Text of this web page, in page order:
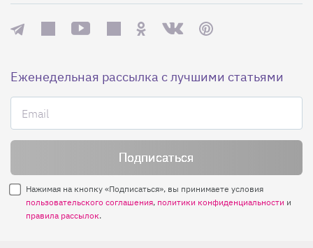
Еженедельная рассылка с лучшими статьями
Нажимая на кнопку «Подписаться», вы принимаете условия
пользовательского соглашения, политики конфиденциальности и
правила рассылок.